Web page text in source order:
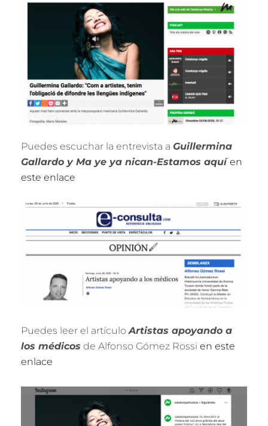
Puedes escuchar la entrevista a Guillermina
Gallardo y Ma ye ya nican-Estamos aquí en
este enlace
Puedes leer el artículo Artistas apoyando a
los médicos de Alfonso Gómez Rossi en este
enlace